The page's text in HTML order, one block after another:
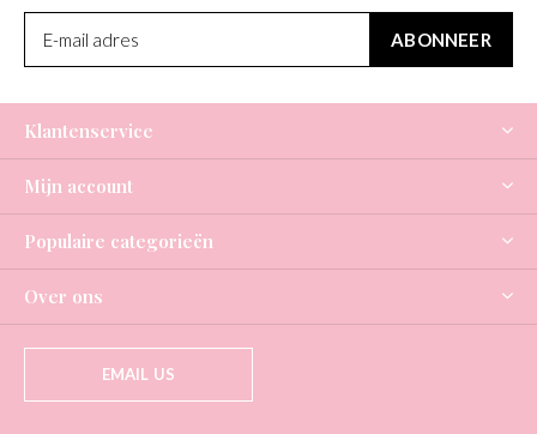
ABONNEER
Klantenservice
Mijn account
Populaire categorieën
Over ons
EMAIL US